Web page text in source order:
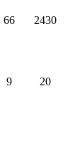
66 2430
9 20